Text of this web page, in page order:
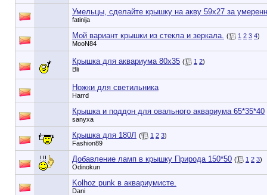
Умельцы, сделайте крышку на акву 59х27 за
fatinija
Мой вариант крышки из стекла и зеркала. ( 1 2 3 4)
MooN84
Крышка для аквариума 80x35 ( 1 2)
Bli
Ножки для светильника
Harrd
Крышка и поддон для овального аквариума 65*35*40
sanyxa
Крышка для 180Л ( 1 2 3)
Fashion89
Добавление ламп в крышку Природа 150*50 ( 1 2 3)
Odinokun
Kolhoz punk в аквариумисте.
Dani